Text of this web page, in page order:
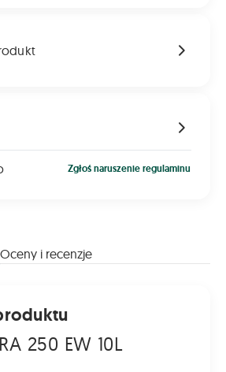
Zgłoś naruszenie regulaminu
Oceny i recenzje
250 EW 10L